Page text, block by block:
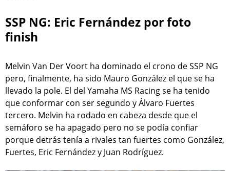
SSP NG: Eric Fernández por foto
finish
Melvin Van Der Voort ha dominado el crono de SSP NG
pero, finalmente, ha sido Mauro González el que se ha
llevado la pole. El del Yamaha MS Racing se ha tenido
que conformar con ser segundo y Álvaro Fuertes
tercero. Melvin ha rodado en cabeza desde que el
semáforo se ha apagado pero no se podía confiar
porque detrás tenía a rivales tan fuertes como González,
Fuertes, Eric Fernández y Juan Rodríguez.